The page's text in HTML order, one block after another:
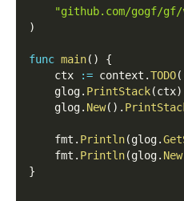
"github.com/gogf/
)
func main( )
{
    ctx
:= context .TODO(
    glog
. PrintStack(ctx)
    glog
. New( ) .
    fmt
. Println(glog.
    fmt
. Println(glog. New
}